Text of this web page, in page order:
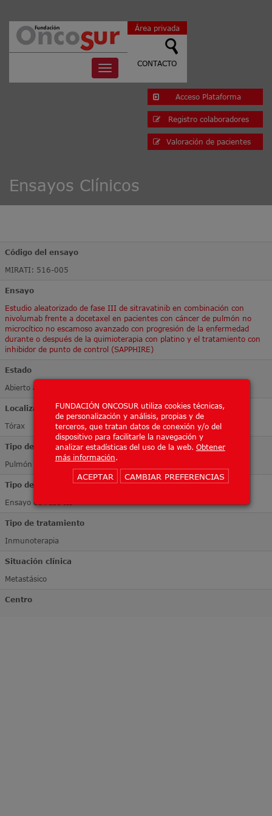
FUNDACIÓN ONCOSUR utiliza cookies técnicas,
de personalización y análisis, propias y de
terceros, que tratan datos de conexión y/o del
dispositivo para facilitarle la navegación y
analizar estadísticas del uso de la web. Obtener
más información.
ACEPTAR CAMBIAR PREFERENCIAS
Toggle
navigation
Área privada
CONTACTO
Acceso Plataforma
Registro colaboradores
Valoración de pacientes
Ensayos Clínicos
Código del ensayo
MIRATI: 516-005
Ensayo
Estudio aleatorizado de fase III de sitravatinib en combinación con
nivolumab frente a docetaxel en pacientes con cáncer de pulmón no
microcítico no escamoso avanzado con progresión de la enfermedad
durante o después de la quimioterapia con platino y el tratamiento con
inhibidor de punto de control (SAPPHIRE)
Estado
Abierto a inclusión
Localización Tumoral
Tórax
Tipo de tumor
Pulmón
Tipo de ensayo
Ensayo de Fase III
Tipo de tratamiento
Inmunoterapia
Situación clínica
Metastásico
Centro